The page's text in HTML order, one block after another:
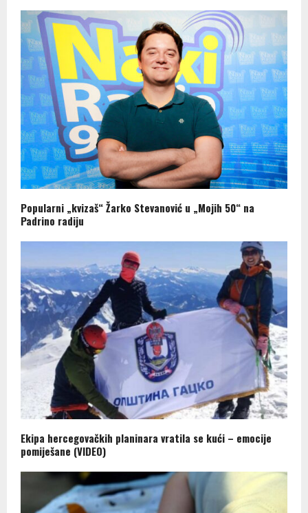
Popularni „kvizaš“ Žarko Stevanović u „Mojih 50“ na
Padrino radiju
Ekipa hercegovačkih planinara vratila se kući – emocije
pomiješane (VIDEO)